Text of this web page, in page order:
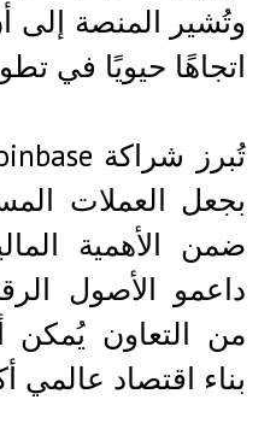
وتُشير المنصة إلى
اتجاهًا حيويًا في
بجعل العملات
ضمن الأهمية
داعمو الأصول
من التعاون يُمكن
بناء اقتصاد عالمي